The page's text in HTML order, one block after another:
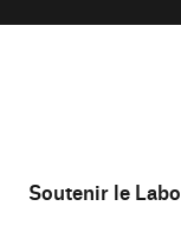
Soutenir le Labo